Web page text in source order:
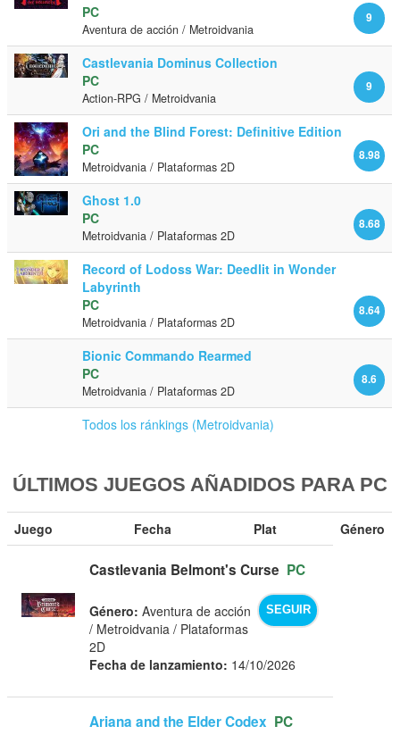
9
PC
Aventura de acción / Metroidvania
Castlevania Dominus Collection
9
PC
Action-RPG / Metroidvania
Ori and the Blind Forest: Definitive Edition
8.98
PC
Metroidvania / Plataformas 2D
Ghost 1.0
8.68
PC
Metroidvania / Plataformas 2D
Record of Lodoss War: Deedlit in Wonder
Labyrinth
8.64
PC
Metroidvania / Plataformas 2D
Bionic Commando Rearmed
8.6
PC
Metroidvania / Plataformas 2D
Todos los ránkings (Metroidvania)
ÚLTIMOS JUEGOS AÑADIDOS PARA PC
Juego Fecha Plat Género
Castlevania Belmont's Curse PC
SEGUIR
Género: Aventura de acción
/ Metroidvania / Plataformas
2D
Fecha de lanzamiento: 14/10/2026
Ariana and the Elder Codex PC